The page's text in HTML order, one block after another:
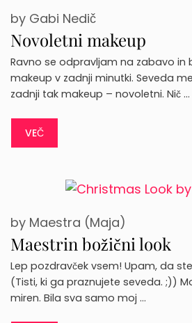
Novoletni makeup
by Gabi Nedič
Ravno se odpravljam na zabavo in
makeup v zadnji minutki. Seveda
zadnji tak makeup – novoletni. Nič …
VEČ
Maestrin božični look
by Maestra (Maja)
Lep pozdravček vsem! Upam, da
(Tisti, ki ga praznujete seveda. ;))
miren. Bila sva samo moj …